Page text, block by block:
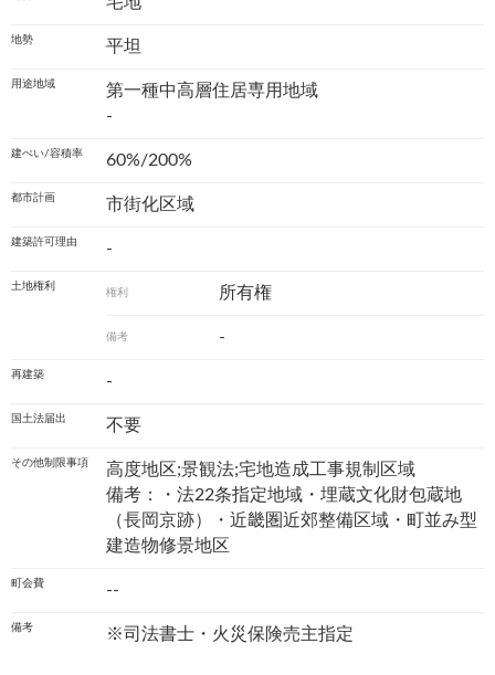
地勢 平坦
用途地域
第一種中高層住居専用地域
-
建ぺい/容積率 60%/200%
都市計画 市街化区域
建築許可理由 -
土地権利
権利 所有権
備考 -
再建築 -
国土法届出 不要
その他制限事項
高度地区;景観法;宅地造成工事規制区域
備考：・法22条指定地域・埋蔵文化財包蔵地
（長岡京跡）・近畿圏近郊整備区域・町並み型
建造物修景地区
町会費 --
備考 ※司法書士・火災保険売主指定